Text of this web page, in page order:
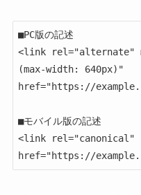
■PC版の記述
<link rel="alternate"
(max-width: 640px)"
href="https://
■モバイル版の記述
<link rel="canonical"
href="https://